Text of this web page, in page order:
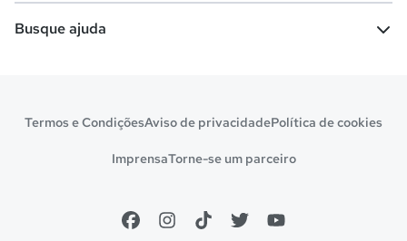
Escolas
Profissões
Escolas
Busque ajuda
Vs Mais Estudo/Neora Educa Brasil
Termos e CondiçõesAviso de privacidadePolítica de cookies
ImprensaTorne-se um parceiro